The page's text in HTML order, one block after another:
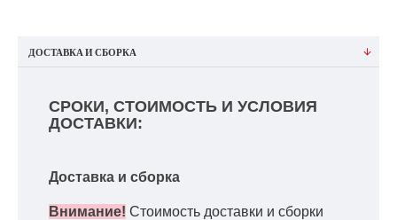
ДОСТАВКА И СБОРКА
СРОКИ, СТОИМОСТЬ И УСЛОВИЯ
ДОСТАВКИ:
Доставка и сборка
Внимание! Стоимость доставки и сборки